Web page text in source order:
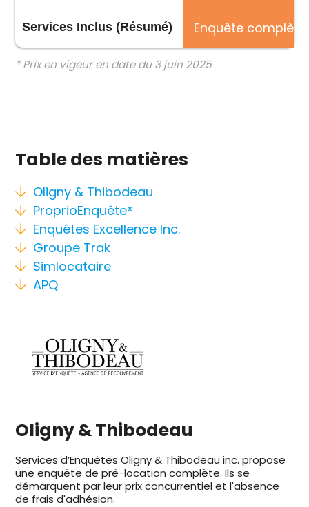
Services Inclus (Résumé) Enquête
* Prix en vigeur en date du 3 juin 2025
Table des matières
Oligny & Thibodeau
ProprioEnquête®
Enquêtes Excellence Inc.
Groupe Trak
Simlocataire
APQ
Oligny & Thibodeau
Services d’Enquêtes Oligny & Thibodeau inc. propose
une enquête de pré-location complète. Ils se
démarquent par leur prix concurrentiel et l'absence
de frais d'adhésion.